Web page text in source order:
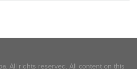
All rights reserved. All content on this